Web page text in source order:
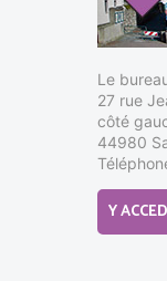
Le
27 rue
côté
44980
Y